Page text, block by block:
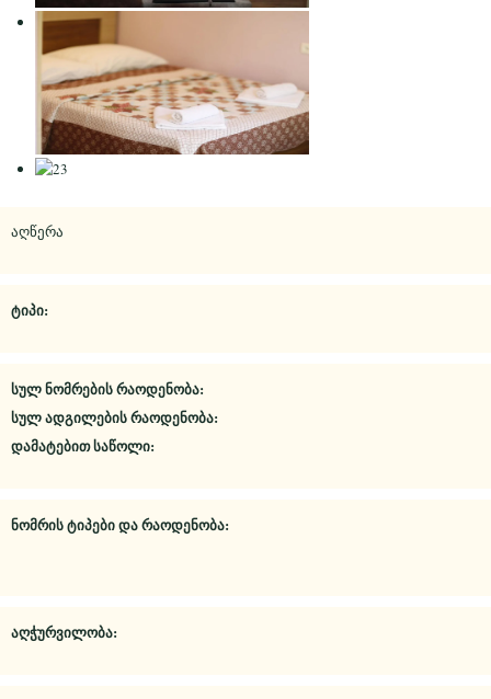
აღწერა
ტიპი:
სულ ნომრების რაოდენობა:
სულ ადგილების რაოდენობა:
დამატებით საწოლი:
ნომრის ტიპები და რაოდენობა:
აღჭურვილობა: